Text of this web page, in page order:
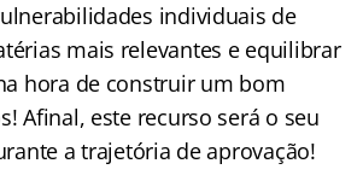
individuais de
mais relevantes e equilibrar
hora de construir um bom
Afinal, este recurso será o seu
a trajetória de aprovação!